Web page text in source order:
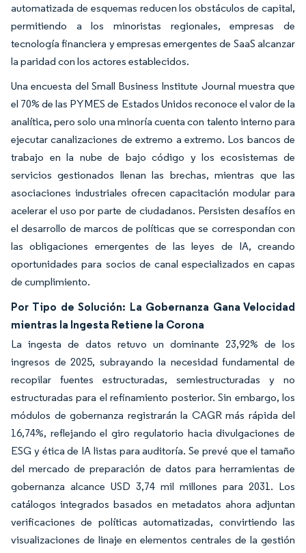
automatizada de esquemas reducen los obstáculos de capital,
permitiendo a los minoristas regionales, empresas de
tecnología financiera y empresas emergentes de SaaS alcanzar
la paridad con los actores establecidos.
Una encuesta del Small Business Institute Journal muestra que
el 70% de las PYMES de Estados Unidos reconoce el valor de la
analítica, pero solo una minoría cuenta con talento interno para
ejecutar canalizaciones de extremo a extremo. Los bancos de
trabajo en la nube de bajo código y los ecosistemas de
servicios gestionados llenan las brechas, mientras que las
asociaciones industriales ofrecen capacitación modular para
acelerar el uso por parte de ciudadanos. Persisten desafíos en
el desarrollo de marcos de políticas que se correspondan con
las obligaciones emergentes de las leyes de IA, creando
oportunidades para socios de canal especializados en capas
de cumplimiento.
Por Tipo de Solución: La Gobernanza Gana Velocidad
mientras la Ingesta Retiene la Corona
La ingesta de datos retuvo un dominante 23,92% de los
ingresos de 2025, subrayando la necesidad fundamental de
recopilar fuentes estructuradas, semiestructuradas y no
estructuradas para el refinamiento posterior. Sin embargo, los
módulos de gobernanza registrarán la CAGR más rápida del
16,74%, reflejando el giro regulatorio hacia divulgaciones de
ESG y ética de IA listas para auditoría. Se prevé que el tamaño
del mercado de preparación de datos para herramientas de
gobernanza alcance USD 3,74 mil millones para 2031. Los
catálogos integrados basados en metadatos ahora adjuntan
verificaciones de políticas automatizadas, convirtiendo las
visualizaciones de linaje en elementos centrales de la gestión